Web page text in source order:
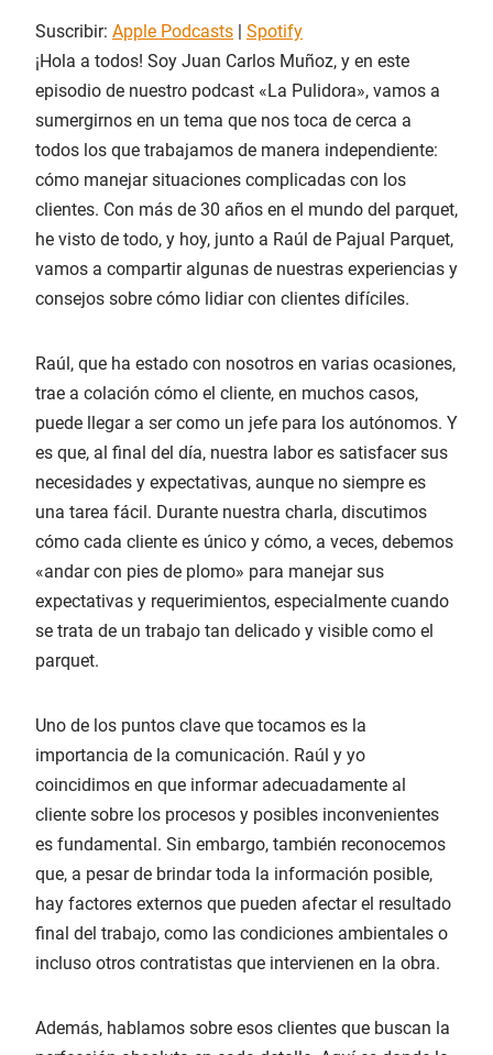
c
i
r
p
i
s
o
d
i
o
INCRUST
AR
Suscribir: Apple Podcasts | Spotify
¡Hola a todos! Soy Juan Carlos Muñoz, y en este
episodio de nuestro podcast «La Pulidora», vamos a
sumergirnos en un tema que nos toca de cerca a
todos los que trabajamos de manera independiente:
cómo manejar situaciones complicadas con los
clientes. Con más de 30 años en el mundo del parquet,
he visto de todo, y hoy, junto a Raúl de Pajual Parquet,
vamos a compartir algunas de nuestras experiencias y
consejos sobre cómo lidiar con clientes difíciles.
Raúl, que ha estado con nosotros en varias ocasiones,
trae a colación cómo el cliente, en muchos casos,
puede llegar a ser como un jefe para los autónomos. Y
es que, al final del día, nuestra labor es satisfacer sus
necesidades y expectativas, aunque no siempre es
una tarea fácil. Durante nuestra charla, discutimos
cómo cada cliente es único y cómo, a veces, debemos
«andar con pies de plomo» para manejar sus
expectativas y requerimientos, especialmente cuando
se trata de un trabajo tan delicado y visible como el
parquet.
Uno de los puntos clave que tocamos es la
importancia de la comunicación. Raúl y yo
coincidimos en que informar adecuadamente al
cliente sobre los procesos y posibles inconvenientes
es fundamental. Sin embargo, también reconocemos
que, a pesar de brindar toda la información posible,
hay factores externos que pueden afectar el resultado
final del trabajo, como las condiciones ambientales o
incluso otros contratistas que intervienen en la obra.
Además, hablamos sobre esos clientes que buscan la